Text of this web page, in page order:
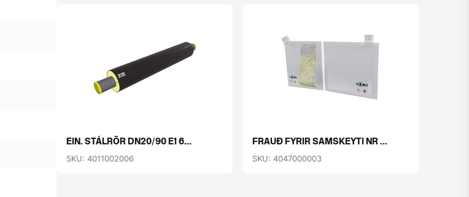
EIN. STÁLRÖR DN20/90 E1 6...
SKU: 4011002006
FRAUÐ FYRIR SAMSKEYTI NR ...
SKU: 4047000003